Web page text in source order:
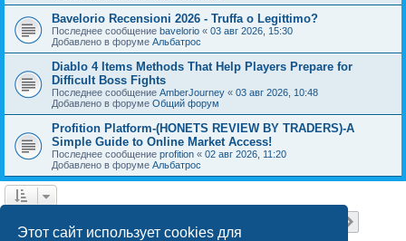
Этот сайт использует cookies для
Bavelorio Recensioni 2026 - Truffa o Legittimo?
Последнее сообщение bavelorio « 03 авг 2026, 15:30
Добавлено в форуме Альбатрос
Diablo 4 Items Methods That Help Players Prepare for
Difficult Boss Fights
Последнее сообщение AmberJourney « 03 авг 2026, 10:48
Добавлено в форуме Общий форум
Profition Platform-(HONETS REVIEW BY TRADERS)-A
Simple Guide to Online Market Access!
Последнее сообщение profition « 02 авг 2026, 11:20
Добавлено в форуме Альбатрос